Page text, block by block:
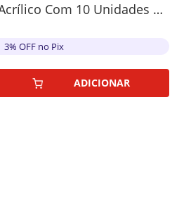
Copo Pic 300 De Acrílico Com 10 Unidades Rosa
3% OFF no Pix
ADICIONAR